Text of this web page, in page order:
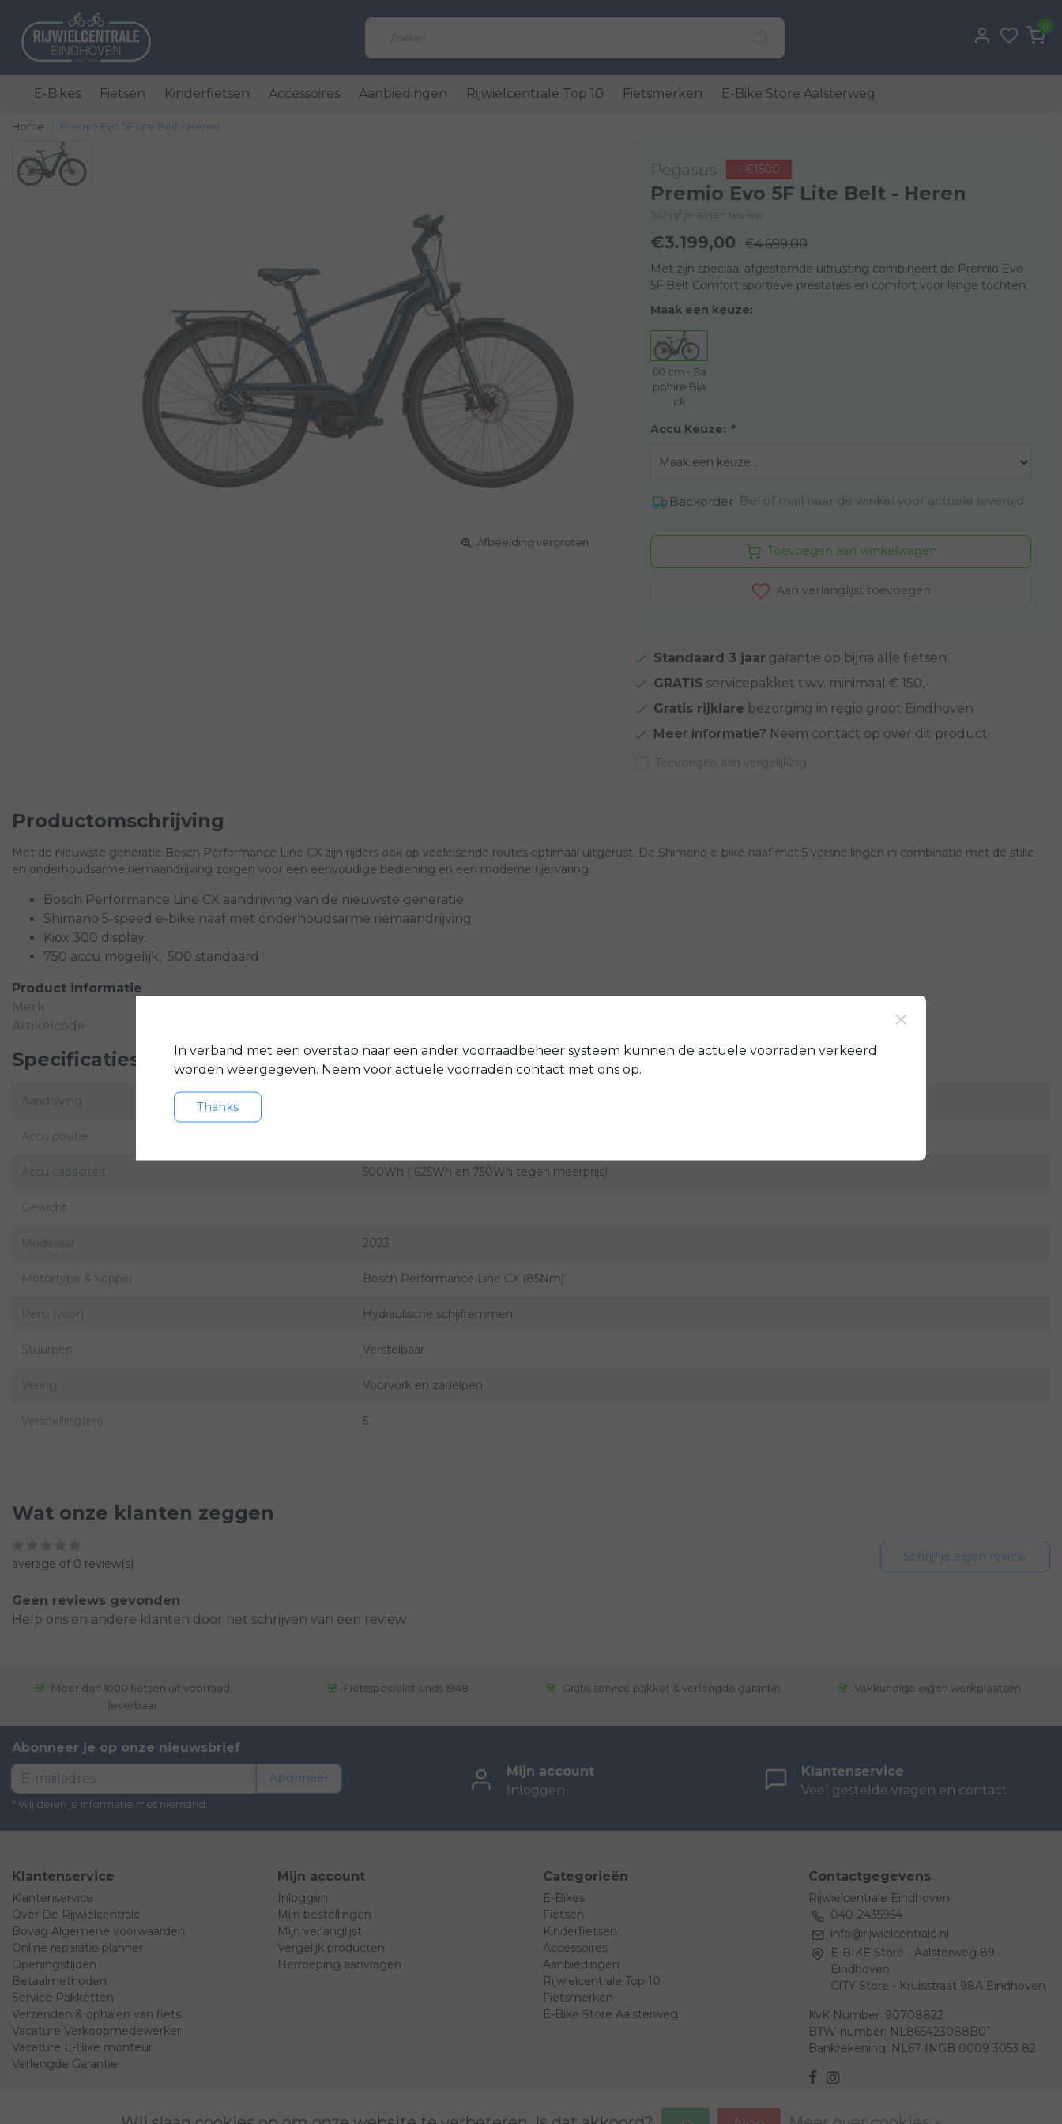
0
E-Bikes Fietsen Kinderfietsen Accessoires Aanbiedingen Rijwielcentrale Top 10 Fietsmerken E-Bike Store Aalsterweg
Home Premio Evo 5F Lite Belt - Heren
Afbeelding vergroten
Pegasus - €1500
Premio Evo 5F Lite Belt - Heren
Schrijf je eigen review
€3.199,00 €4.699,00
Met zijn speciaal afgestemde uitrusting combineert de Premio Evo
5F Belt Comfort sportieve prestaties en comfort voor lange tochten.
Maak een keuze:
60 cm - Sa
pphire Bla
ck
Accu Keuze: *
Backorder Bel of mail naar de winkel voor actuele levertijd
Toevoegen aan winkelwagen
Aan verlanglijst toevoegen
Standaard 3 jaar garantie op bijna alle fietsen
GRATIS servicepakket t.w.v. minimaal € 150,-
Gratis rijklare bezorging in regio groot Eindhoven
Meer informatie? Neem contact op over dit product
Toevoegen aan vergelijking
Productomschrijving
Met de nieuwste generatie Bosch Performance Line CX zijn rijders ook op veeleisende routes optimaal uitgerust. De Shimano e-bike-naaf met 5 versnellingen in combinatie met de stille
en onderhoudsarme riemaandrijving zorgen voor een eenvoudige bediening en een moderne rijervaring.
Bosch Performance Line CX aandrijving van de nieuwste generatie
Shimano 5-speed e-bike naaf met onderhoudsarme riemaandrijving
Kiox 300 display
750 accu mogelijk, 500 standaard
Product informatie
Merk
Artikelcode
Specificaties
Aandrijving
Accu positie
Accu capaciteit 500Wh ( 625Wh en 750Wh tegen meerprijs)
Gewicht
Modeljaar 2023
Motortype & koppel Bosch Performance Line CX (85Nm)
Rem (voor) Hydraulische schijfremmen
Stuurpen Verstelbaar
Vering Voorvork en zadelpen
Versnelling(en) 5
Wat onze klanten zeggen
average of 0 review(s) Schrijf je eigen review
Geen reviews gevonden
Help ons en andere klanten door het schrijven van een review
Meer dan 1000 fietsen uit voorraad
leverbaar
Fietsspecialist sinds 1948 Gratis service pakket & verlengde garantie Vakkundige eigen werkplaatsen
Abonneer je op onze nieuwsbrief
Abonneer
* Wij delen je informatie met niemand.
Mijn account
Inloggen
Klantenservice
Veel gestelde vragen en contact
Klantenservice
Klantenservice
Over De Rijwielcentrale
Bovag Algemene voorwaarden
Online reparatie planner
Openingstijden
Betaalmethoden
Service Pakketten
Verzenden & ophalen van fiets
Vacature Verkoopmedewerker
Vacature E-Bike monteur
Verlengde Garantie
Mijn account
Inloggen
Mijn bestellingen
Mijn verlanglijst
Vergelijk producten
Herroeping aanvragen
Categorieën
E-Bikes
Fietsen
Kinderfietsen
Accessoires
Aanbiedingen
Rijwielcentrale Top 10
Fietsmerken
E-Bike Store Aalsterweg
Contactgegevens
Rijwielcentrale Eindhoven
040-2435954
info@rijwielcentrale.nl
E-BIKE Store - Aalsterweg 89
Eindhoven
CITY Store - Kruisstraat 98A Eindhoven
KvK Number: 90708822
BTW-number: NL865423088B01
Bankrekening: NL67 INGB 0009 3053 82
© Copyright 2026 - Rijwielcentrale Eindhoven | RealisatieInStijl Media
×
In verband met een overstap naar een ander voorraadbeheer systeem kunnen de actuele voorraden verkeerd
worden weergegeven. Neem voor actuele voorraden contact met ons op.
Thanks